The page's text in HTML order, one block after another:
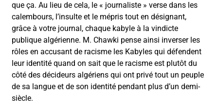
que ça. Au lieu de cela, le « journaliste » verse dans les
calembours, l’insulte et le mépris tout en désignant,
grâce à votre journal, chaque kabyle à la vindicte
publique algérienne. M. Chawki pense ainsi inverser les
rôles en accusant de racisme les Kabyles qui défendent
leur identité quand on sait que le racisme est plutôt du
côté des décideurs algériens qui ont privé tout un peuple
de sa langue et de son identité pendant plus d’un demi-
siècle.